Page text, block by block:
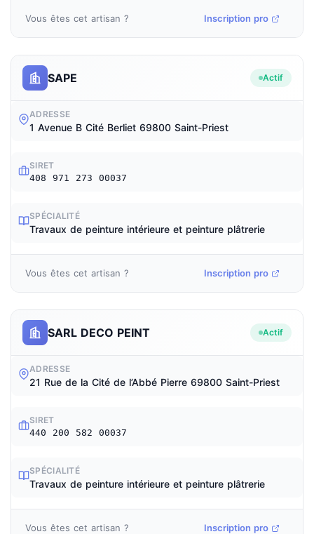
Vous êtes cet artisan ? Inscription pro
SAPE Actif
ADRESSE
1 Avenue B Cité Berliet 69800 Saint-Priest
SIRET
408 971 273 00037
SPÉCIALITÉ
Travaux de peinture intérieure et peinture plâtrerie
Vous êtes cet artisan ? Inscription pro
SARL DECO PEINT Actif
ADRESSE
21 Rue de la Cité de l’Abbé Pierre 69800 Saint-Priest
SIRET
440 200 582 00037
SPÉCIALITÉ
Travaux de peinture intérieure et peinture plâtrerie
Vous êtes cet artisan ? Inscription pro